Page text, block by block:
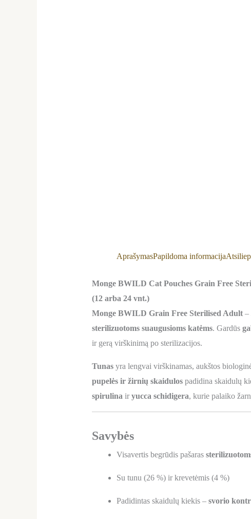
AprašymasPapildoma informacija
Monge BWILD Cat Pouches Grain Free
(12 arba 24 vnt.)
Monge BWILD Grain Free Sterilised Adult–
sterilizuotoms suaugusioms katėms. Gardūs
ir gerą virškinimą po sterilizacijos.
Tunasyra lengvai virškinamas, aukštos
pupelės ir žirnių skaidulospadidina skaidulų
spirulinair yucca schidigera, kurie palaiko
Savybės
Visavertis begrūdis pašaras
Su tunu (26 %) ir krevetėmis (4 %)
Padidintas skaidulų kiekis – svorio